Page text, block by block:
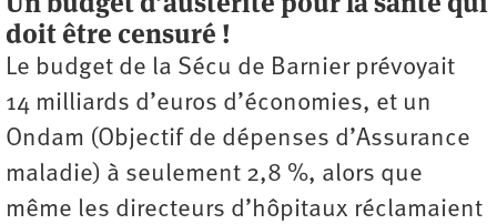
doit être censuré !
Le budget de la Sécu de Barnier prévoyait
14 milliards d’euros d’économies, et un
Ondam (Objectif de dépenses d’Assurance
maladie) à seulement 2,8 %, alors que
même les directeurs d’hôpitaux réclamaient